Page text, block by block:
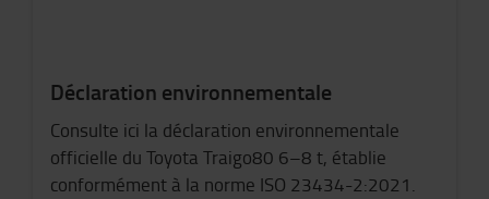
Déclaration environnementale
Consulte ici la déclaration environnementale
officielle du Toyota Traigo80 6–8 t, établie
conformément à la norme ISO 23434-2:2021.